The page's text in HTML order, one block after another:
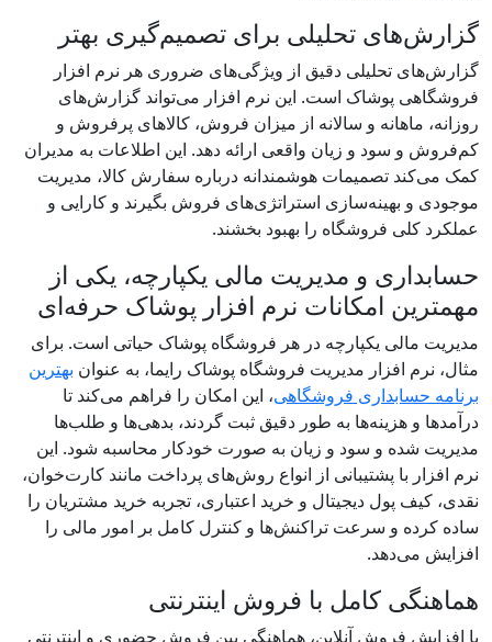
گزارش‌های تحلیلی برای تصمیم‌گیری بهتر
گزارش‌های تحلیلی دقیق از ویژگی‌های ضروری هر نرم افزار
فروشگاهی پوشاک است. این نرم افزار می‌تواند گزارش‌های
روزانه، ماهانه و سالانه از میزان فروش، کالاهای پرفروش و
کم‌فروش و سود و زیان واقعی ارائه دهد. این اطلاعات به مدیران
کمک می‌کند تصمیمات هوشمندانه درباره سفارش کالا، مدیریت
موجودی و بهینه‌سازی استراتژی‌های فروش بگیرند و کارایی و
عملکرد کلی فروشگاه را بهبود بخشند.
حسابداری و مدیریت مالی یکپارچه، یکی از
مهمترین امکانات نرم افزار پوشاک حرفه‌ای
مدیریت مالی یکپارچه در هر فروشگاه پوشاک حیاتی است. برای
مثال، نرم ‌افزار مدیریت فروشگاه پوشاک رایما، به ‌عنوان بهترین
برنامه حسابداری فروشگاهی، این امکان را فراهم می‌کند تا
درآمدها و هزینه‌ها به ‌طور دقیق ثبت گردند، بدهی‌ها و طلب‌ها
مدیریت شده و سود و زیان به ‌صورت خودکار محاسبه شود. این
نرم ‌افزار با پشتیبانی از انواع روش‌های پرداخت مانند کارت‌خوان،
نقدی، کیف پول دیجیتال و خرید اعتباری، تجربه خرید مشتریان را
ساده کرده و سرعت تراکنش‌ها و کنترل کامل بر امور مالی را
افزایش می‌دهد.
هماهنگی کامل با فروش اینترنتی
با افزایش فروش آنلاین، هماهنگی بین فروش حضوری و اینترنتی